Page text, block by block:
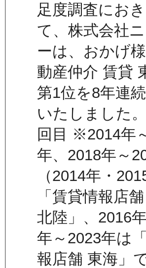
足度調査にお
て、株式会社
ーは、おかげ
動産仲介 賃貸
第1位を8年連
いたしました
回目 ※2014年
年、2018年～
（2014年・
「賃貸情報店
北陸」、2016
年～2023年は
報店舗 東海」